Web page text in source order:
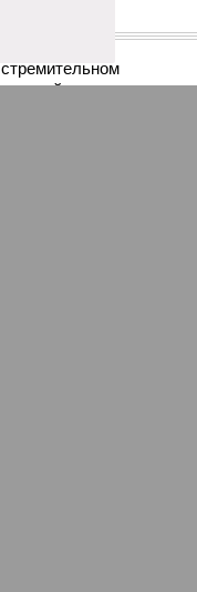
человечеству свой